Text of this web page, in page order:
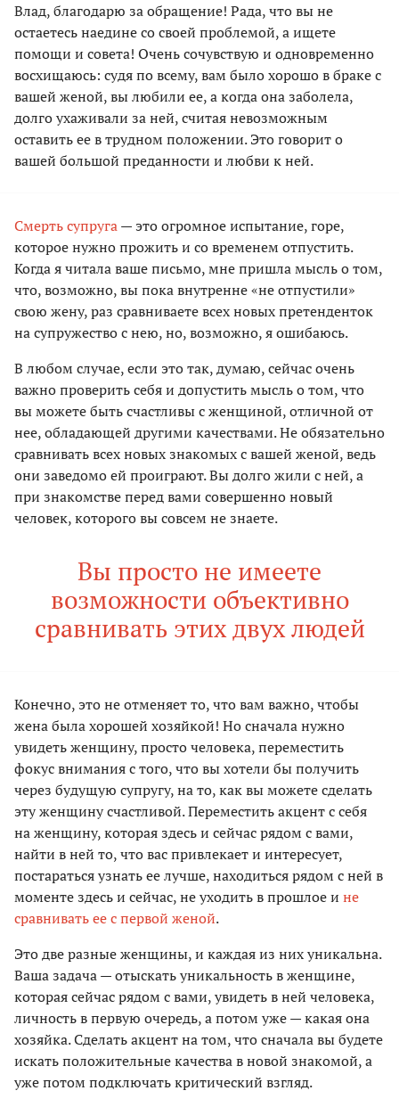
Влад, благодарю за обращение! Рада, что вы не
остаетесь наедине со своей проблемой, а ищете
помощи и совета! Очень сочувствую и одновременно
восхищаюсь: судя по всему, вам было хорошо в браке с
вашей женой, вы любили ее, а когда она заболела,
долго ухаживали за ней, считая невозможным
оставить ее в трудном положении. Это говорит о
вашей большой преданности и любви к ней.
Смерть супруга— это огромное испытание, горе,
которое нужно прожить и со временем отпустить.
Когда я читала ваше письмо, мне пришла мысль о том,
что, возможно, вы пока внутренне «не отпустили»
свою жену, раз сравниваете всех новых претенденток
на супружество с нею, но, возможно, я ошибаюсь.
В любом случае, если это так, думаю, сейчас очень
важно проверить себя и допустить мысль о том, что
вы можете быть счастливы с женщиной, отличной от
нее, обладающей другими качествами. Не обязательно
сравнивать всех новых знакомых с вашей женой, ведь
они заведомо ей проиграют. Вы долго жили с ней, а
при знакомстве перед вами совершенно новый
человек, которого вы совсем не знаете.
Вы просто не имеете
возможности объективно
сравнивать этих двух людей
Конечно, это не отменяет то, что вам важно, чтобы
жена была хорошей хозяйкой! Но сначала нужно
увидеть женщину, просто человека, переместить
фокус внимания с того, что вы хотели бы получить
через будущую супругу, на то, как вы можете сделать
эту женщину счастливой. Переместить акцент с себя
на женщину, которая здесь и сейчас рядом с вами,
найти в ней то, что вас привлекает и интересует,
постараться узнать ее лучше, находиться рядом с ней в
моменте здесь и сейчас, не уходить в прошлое и не
сравнивать ее с первой женой.
Это две разные женщины, и каждая из них уникальна.
Ваша задача — отыскать уникальность в женщине,
которая сейчас рядом с вами, увидеть в ней человека,
личность в первую очередь, а потом уже — какая она
хозяйка. Сделать акцент на том, что сначала вы будете
искать положительные качества в новой знакомой, а
уже потом подключать критический взгляд.